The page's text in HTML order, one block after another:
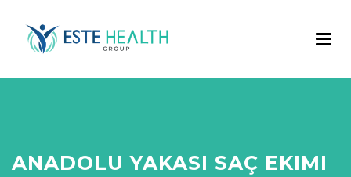
ANADOLU YAKASI SAÇ EKIMI